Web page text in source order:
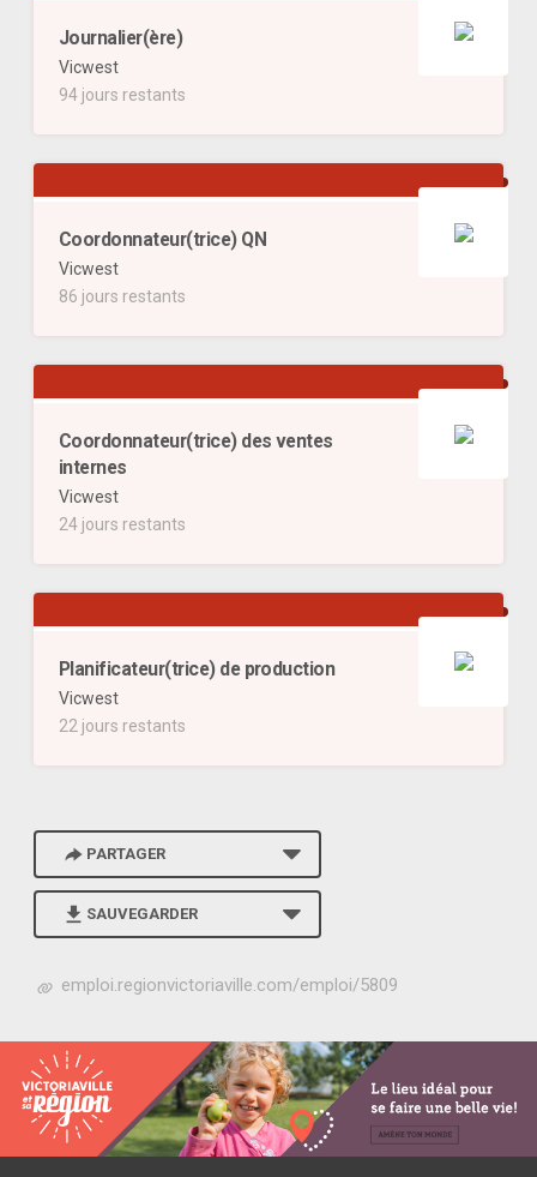
Journalier(ère)
Vicwest
94 jours restants
Coordonnateur(trice) QN
Vicwest
86 jours restants
Coordonnateur(trice) des ventes
internes
Vicwest
24 jours restants
Planificateur(trice) de production
Vicwest
22 jours restants
PARTAGER
SAUVEGARDER
h
p
s
:
/
/
emploi.regionvictoriaville.com/emploi/5809